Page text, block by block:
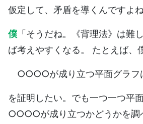
仮定して、矛盾を導くんですよね
僕 「そうだね。《背理法》は難
ば考えやすくなる。 たとえば、
○○○○が成り立つ平面グラフ
を証明したい。でも一つ一つ平
○○○○が成り立つかどうかを調